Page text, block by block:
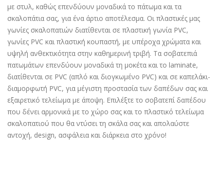
με στυλ, καθώς επενδύουν μοναδικά το πάτωμα και τα
σκαλοπάτια σας, για ένα άρτιο αποτέλεσμα. Οι πλαστικές μας
γωνίες σκαλοπατιών διατίθενται σε πλαστική γωνία PVC,
γωνίες PVC και πλαστική κουπαστή, με υπέροχα χρώματα και
υψηλή ανθεκτικότητα στην καθημερινή τριβή. Τα σοβατεπιά
πατωμάτων επενδύουν μοναδικά τη μοκέτα και το laminate,
διατίθενται σε PVC (απλό και διογκωμένο PVC) και σε καπελάκι-
διαμορφωτή PVC, για μέγιστη προστασία των δαπέδων σας και
εξαιρετικό τελείωμα με άποψη. Επιλέξτε το σοβατεπί δαπέδου
που δένει αρμονικά με το χώρο σας και το πλαστικό τελείωμα
σκαλοπατιού που θα ντύσει τη σκάλα σας και απολαύστε
αντοχή, design, ασφάλεια και διάρκεια στο χρόνο!